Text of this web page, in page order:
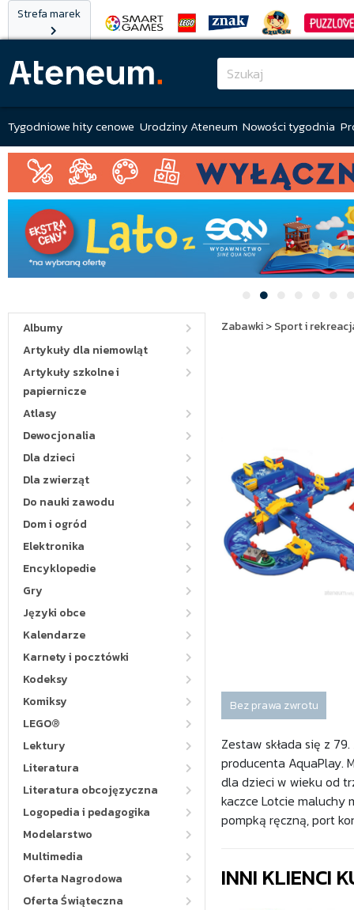
Strefa marek
Tygodniowe hity cenowe Urodziny Ateneum Nowości tygodnia
Albumy
Artykuły dla niemowląt
Artykuły szkolne i
papiernicze
Atlasy
Dewocjonalia
Dla dzieci
Dla zwierząt
Do nauki zawodu
Dom i ogród
Elektronika
Encyklopedie
Gry
Języki obce
Kalendarze
Karnety i pocztówki
Kodeksy
Komiksy
LEGO®
Lektury
Literatura
Literatura obcojęzyczna
Logopedia i pedagogika
Modelarstwo
Multimedia
Oferta Nagrodowa
Oferta Świąteczna
Zabawki>Sport i
Bez prawa zwrotu
Zestaw składa się z
producenta AquaPlay.
dla dzieci w wieku od
kaczce Lotcie maluchy
pompką ręczną, port
INNI KLIENCI